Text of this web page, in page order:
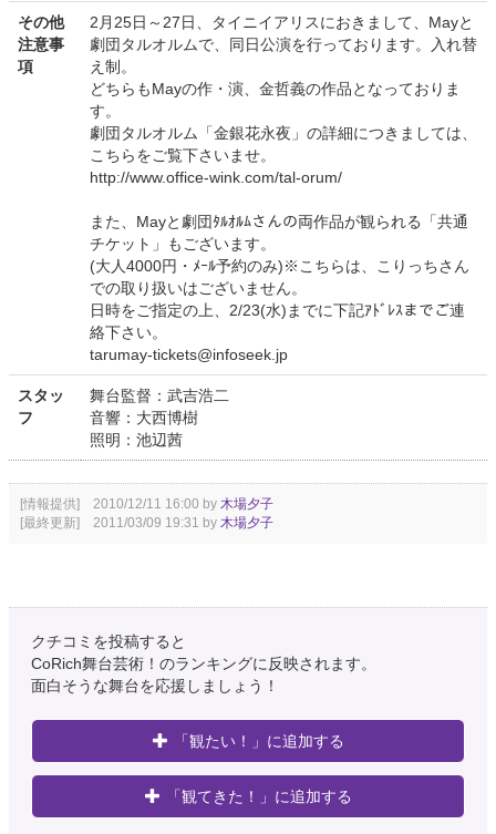
その他
注意事
項
2月25日～27日、タイニイアリスにおきまして、Mayと
劇団タルオルムで、同日公演を行っております。入れ替
え制。
どちらもMayの作・演、金哲義の作品となっておりま
す。
劇団タルオルム「金銀花永夜」の詳細につきましては、
こちらをご覧下さいませ。
http://www.office-wink.com/tal-orum/
また、Mayと劇団ﾀﾙｵﾙﾑさんの両作品が観られる「共通
チケット」もございます。
(大人4000円・ﾒｰﾙ予約のみ)※こちらは、こりっちさん
での取り扱いはございません。
日時をご指定の上、2/23(水)までに下記ｱﾄﾞﾚｽまでご連
絡下さい。
tarumay-tickets@infoseek.jp
スタッ
フ
舞台監督：武吉浩二
音響：大西博樹
照明：池辺茜
[情報提供] 2010/12/11 16:00 by 木場夕子
[最終更新] 2011/03/09 19:31 by 木場夕子
クチコミを投稿すると
CoRich舞台芸術！のランキングに反映されます。
面白そうな舞台を応援しましょう！
「観たい！」に追加する
「観てきた！」に追加する